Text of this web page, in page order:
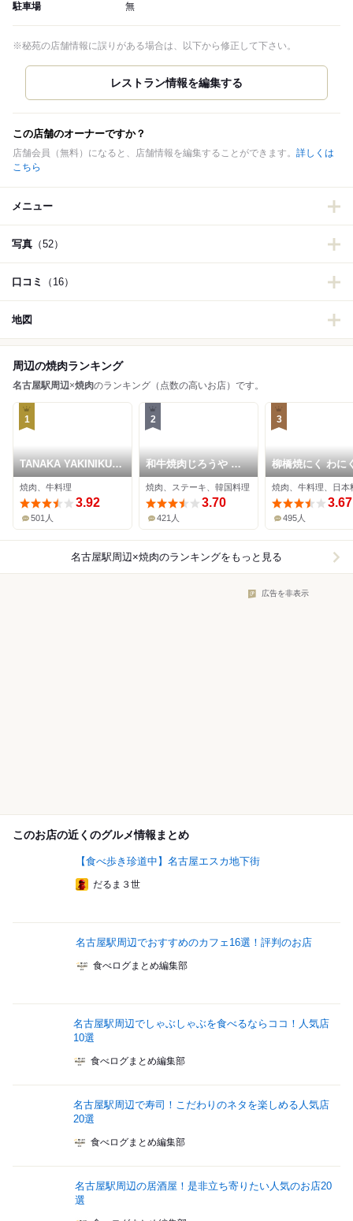
駐車場 無
※秘苑の店舗情報に誤りがある場合は、以下から修正して下さい。
この店舗のオーナーですか？
店舗会員（無料）になると、店舗情報を編集することができます。 詳しくは
こちら
メニュー
写真 （52）
口コミ （16）
地図
周辺の焼肉ランキング
名古屋駅周辺×焼肉のランキング（点数の高いお店）です。
1
TANAKA YAKINIKU
RESTAURANTE
焼肉、牛料理
3.92
501人
2
和牛焼肉じろうや 介
wagyu&sake 名古屋
駅前本店
焼肉、ステーキ、韓国料理
3.70
421人
3
柳橋焼にく わに
焼肉、牛料理、日本
3.67
495人
名古屋駅周辺×焼肉のランキングをもっと見る
広告を非表示
このお店の近くのグルメ情報まとめ
【食べ歩き珍道中】名古屋エスカ地下街
だるま３世
名古屋駅周辺でおすすめのカフェ16選！評判のお店
食べログまとめ編集部
名古屋駅周辺でしゃぶしゃぶを食べるならココ！人気店
10選
食べログまとめ編集部
名古屋駅周辺で寿司！こだわりのネタを楽しめる人気店
20選
食べログまとめ編集部
名古屋駅周辺の居酒屋！是非立ち寄りたい人気のお店20
選